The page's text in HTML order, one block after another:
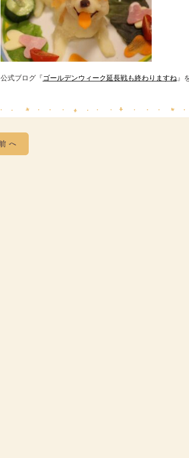
公式ブログ『ゴールデンウィーク延長戦も終わりますね 』